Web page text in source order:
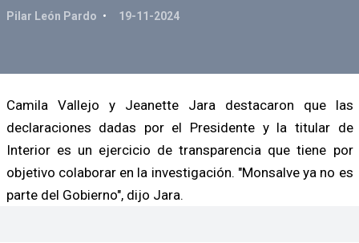
Pilar León Pardo 19-11-2024
Camila Vallejo y Jeanette Jara destacaron que las
declaraciones dadas por el Presidente y la titular de
Interior es un ejercicio de transparencia que tiene por
objetivo colaborar en la investigación. "Monsalve ya no es
parte del Gobierno", dijo Jara.